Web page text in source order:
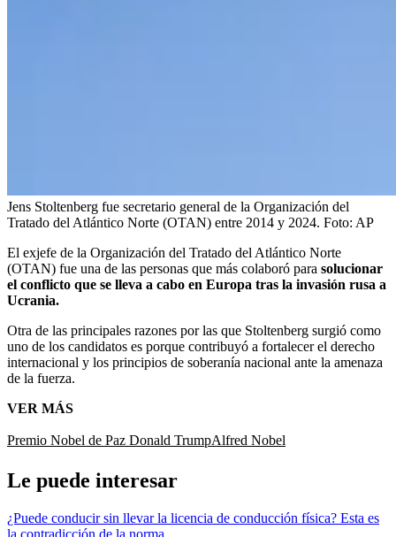
Jens Stoltenberg fue secretario general de la Organización del
Tratado del Atlántico Norte (OTAN) entre 2014 y 2024. Foto: AP
El exjefe de la Organización del Tratado del Atlántico Norte
(OTAN) fue una de las personas que más colaboró para solucionar
el conflicto que se lleva a cabo en Europa tras la invasión rusa a
Ucrania.
Otra de las principales razones por las que Stoltenberg surgió como
uno de los candidatos es porque contribuyó a fortalecer el derecho
internacional y los principios de soberanía nacional ante la amenaza
de la fuerza.
VER MÁS
Premio Nobel de Paz Donald TrumpAlfred Nobel
Le puede interesar
¿Puede conducir sin llevar la licencia de conducción física? Esta es